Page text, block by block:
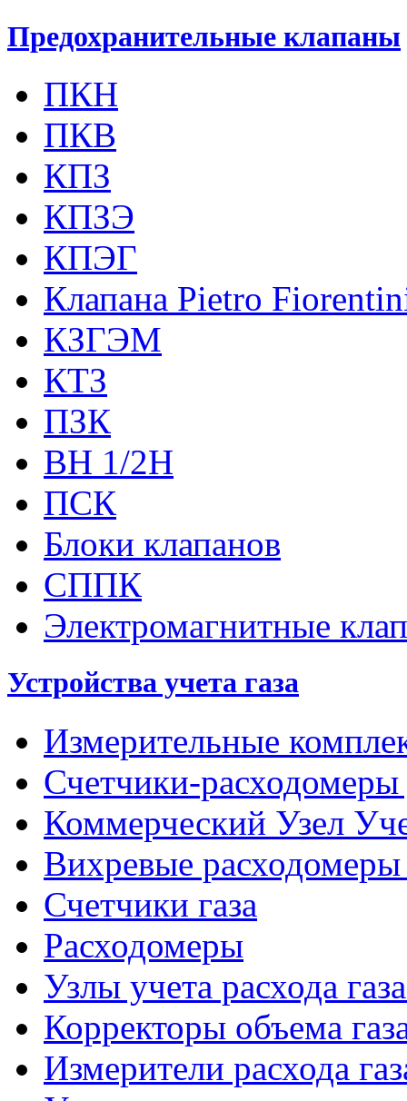
Предохранительные клапаны
ПКН
ПКВ
КПЗ
КПЗЭ
КПЭГ
Клапана Pietro
КЗГЭМ
КТЗ
ПЗК
ВН 1/2Н
ПСК
Блоки клапанов
СППК
Электромагнитные
Устройства учета газа
Измерительные
Счетчики-расходомеры
Коммерческий Узел
Вихревые расходомеры
Счетчики газа
Расходомеры
Узлы учета расхода
Корректоры объема
Измерители расхода